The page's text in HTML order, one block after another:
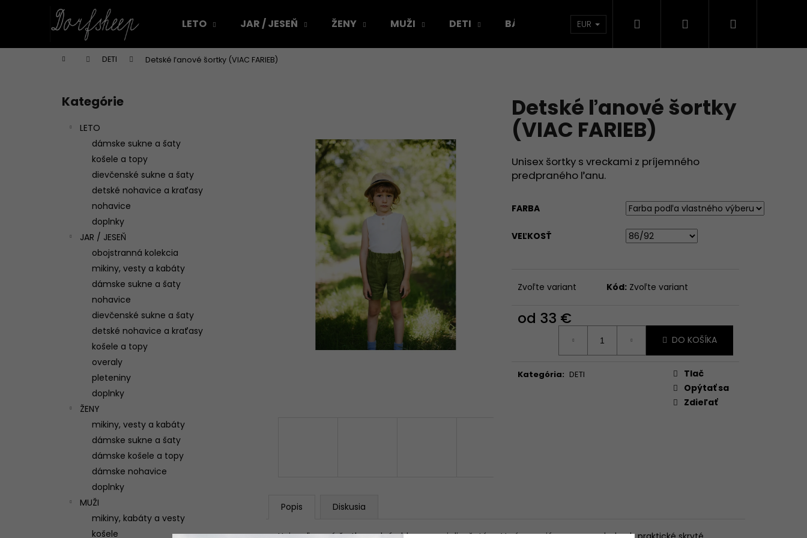
LETO JAR / JESEŇ ŽENY MUŽI DETI BÁBÄTKÁ KOLEKCIE DOMÁCNOSŤ
EUR Hľadať Prihlásenie
Domov DETI Detské ľanové šortky (VIAC FARIEB)
Preskočiť
kategórie
Kategórie
LETO
dámske sukne a šaty
košele a topy
dievčenské sukne a šaty
detské nohavice a kraťasy
nohavice
doplnky
JAR / JESEŇ
obojstranná kolekcia
mikiny, vesty a kabáty
dámske sukne a šaty
nohavice
dievčenské sukne a šaty
detské nohavice a kraťasy
košele a topy
overaly
pleteniny
doplnky
ŽENY
mikiny, vesty a kabáty
dámske sukne a šaty
dámske košele a topy
dámske nohavice
doplnky
MUŽI
mikiny, kabáty a vesty
košele
Detské ľanové šortky
(VIAC FARIEB)
Unisex šortky s vreckami z príjemného
predpraného ľanu.
FARBA
VEĽKOSŤ
Zvoľte variant Kód: Zvoľte variant
od 33 €
Jednotková
DO KOŠÍKA
Kategória: DETI
Tlač
Opýtať sa
Zdieľať
Popis Diskusia
í
Späť
do
Späť
do
Čo potrebujete nájsť?
Odporúčame
DÁMSKA ĽANOVÁ ZÁSTERA NA VAJÍČKA
(VIAC FARIEB)
VÝPREDAJ VZORIEK
75 €